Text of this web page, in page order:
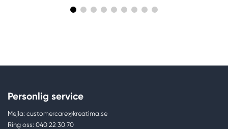
Personlig service
Mejla: customercare@kreatima.se
Ring oss: 040 22 30 70